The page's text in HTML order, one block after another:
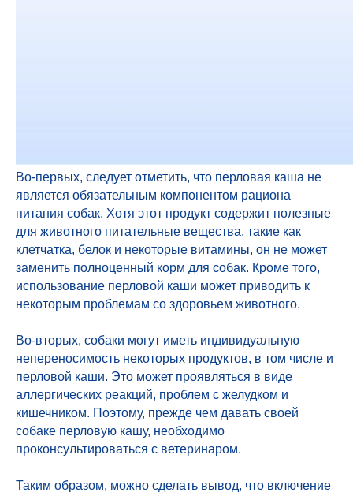
Во-первых, следует отметить, что перловая каша не
является обязательным компонентом рациона
питания собак. Хотя этот продукт содержит полезные
для животного питательные вещества, такие как
клетчатка, белок и некоторые витамины, он не может
заменить полноценный корм для собак. Кроме того,
использование перловой каши может приводить к
некоторым проблемам со здоровьем животного.
Во-вторых, собаки могут иметь индивидуальную
непереносимость некоторых продуктов, в том числе и
перловой каши. Это может проявляться в виде
аллергических реакций, проблем с желудком и
кишечником. Поэтому, прежде чем давать своей
собаке перловую кашу, необходимо
проконсультироваться с ветеринаром.
Таким образом, можно сделать вывод, что включение